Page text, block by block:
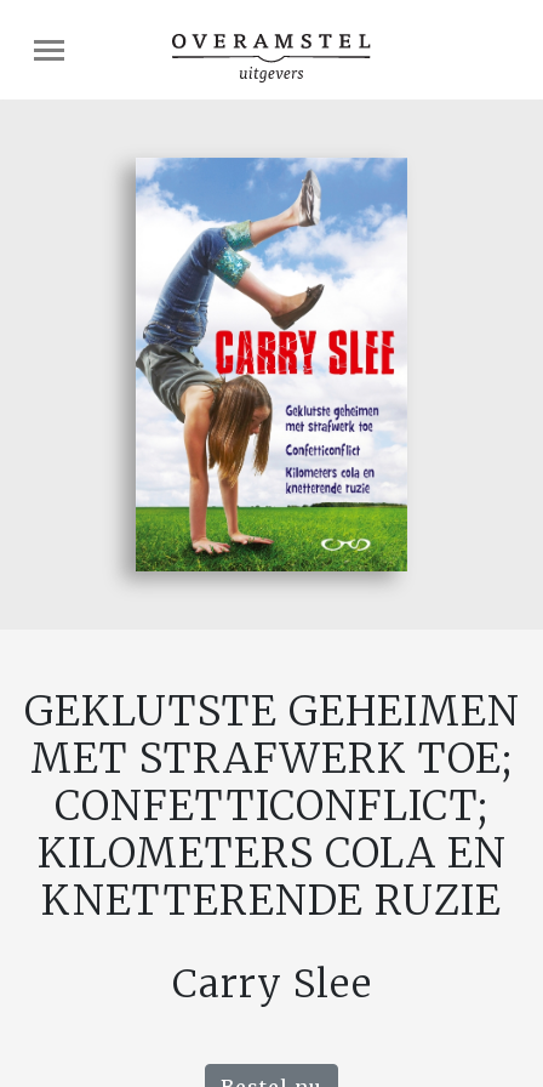
GEKLUTSTE GEHEIMEN
MET STRAFWERK TOE;
CONFETTICONFLICT;
KILOMETERS COLA EN
KNETTERENDE RUZIE
Carry Slee